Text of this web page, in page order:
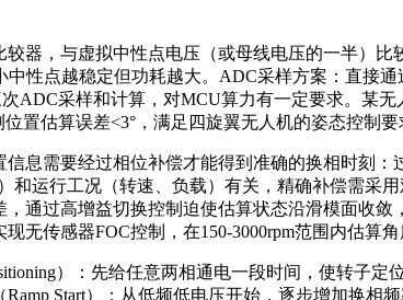
器，与虚拟中性点电压（或母线电压的一半）
性点越稳定但功耗越大。ADC采样方案：直接
采样和计算，对MCU算力有一定要求。某无
置估算误差<3°，满足四旋翼无人机的姿态控制要
息需要经过相位补偿才能得到准确的换相时刻：
运行工况（转速、负载）有关，精确补偿需采用
通过高增益切换控制迫使估算状态沿滑模面收
传感器FOC控制，在150-3000rpm范围内估算
）：先给任意两相通电一段时间，使转子定
Start）：从低频低电压开始，逐步增加换相